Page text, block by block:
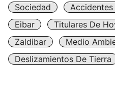
Sociedad
Eibar
Titulares De
Zaldibar
Medio
Deslizamientos De Tierra